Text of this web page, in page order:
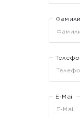
E-Mail